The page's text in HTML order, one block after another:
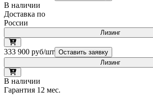
В наличии
Доставка по
России
Лизинг
333 900 руб/шт Оставить заявку
Лизинг
В наличии
Гарантия 12 мес.